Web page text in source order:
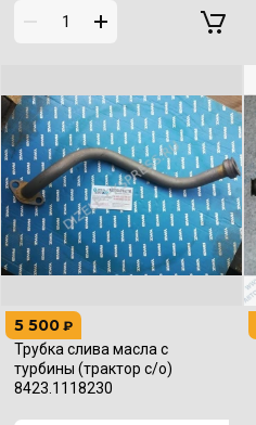
5 500 ₽
Трубка слива масла с
турбины (трактор с/о)
8423.1118230